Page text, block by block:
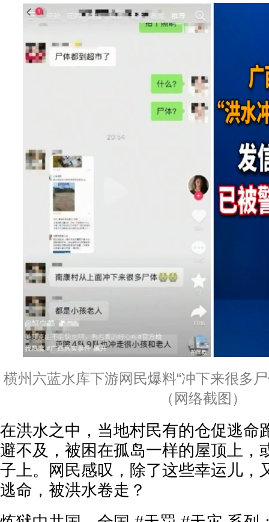
横州六蓝水库下游网民爆料“冲下来很多
（网络截图）
在洪水之中，当地村民有的仓促逃命
避不及，被困在孤岛一样的屋顶上，
子上。网民感叹，除了这些幸运儿，
逃命，被洪水卷走？